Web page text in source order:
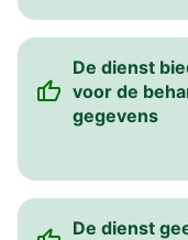
De dienst
voor de
gegevens
De dienst